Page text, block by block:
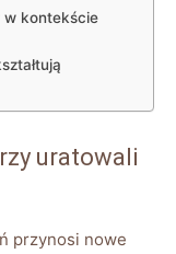
w⁤ kontekście‌
uratowali
przynosi nowe